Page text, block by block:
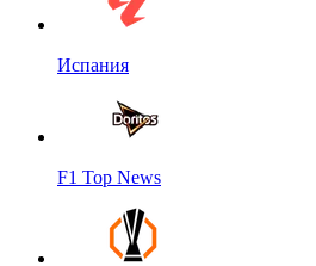
Испания
F1 Top News